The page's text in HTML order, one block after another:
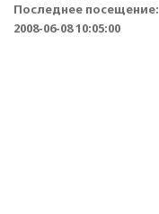
Последнее посещение:
2008-06-08 10:05:00